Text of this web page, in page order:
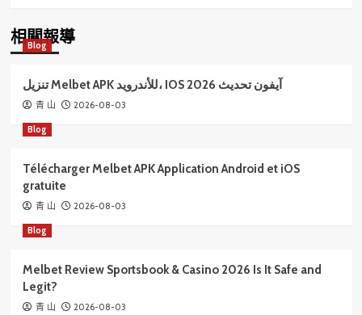
相關報導
Blog
تنزيل Melbet APK للأندرويد، IOS آيفون تحديث 2026
青 山 2026-08-03
Blog
Télécharger Melbet APK Application Android et iOS
gratuite
青 山 2026-08-03
Blog
Melbet Review Sportsbook & Casino 2026 Is It Safe and
Legit?
青 山 2026-08-03